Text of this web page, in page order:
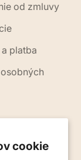
cookie
od zmluvy
platba